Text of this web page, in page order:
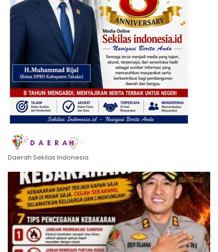
Daerah Sekilas Indonesia